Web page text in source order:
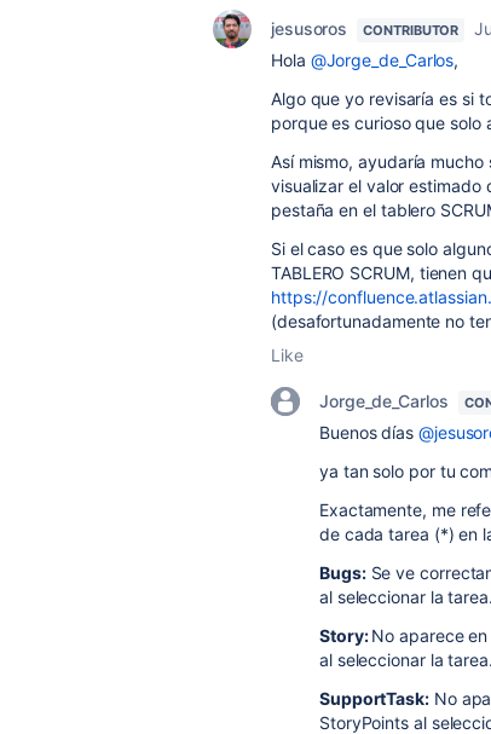
jesusoros CONTRIBUTOR
Hola @Jorge_de_Carlos,
Algo que yo revisaría es si
porque es curioso que solo
Así mismo, ayudaría
visualizar el valor estimado
pestaña en el tablero
Si el caso es que solo
TABLERO SCRUM, tienen
https://
(desafortunadamente no
Like
Jorge_de_Carlos
Buenos días
ya tan solo por tu
Exactamente, me
de cada tarea (*) en
Bugs:Se ve
al seleccionar la tarea.
Story:No aparece
al seleccionar la tarea.
SupportTask: No
StoryPoints al